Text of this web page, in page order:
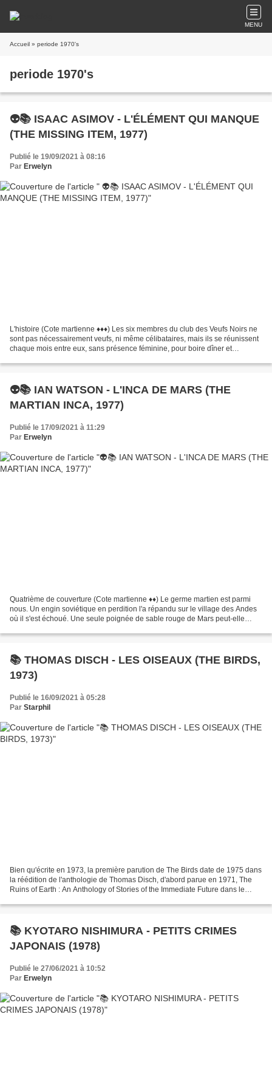
MENU
Accueil » periode 1970's
periode 1970's
👽📚 ISAAC ASIMOV - L'ÉLÉMENT QUI MANQUE
(THE MISSING ITEM, 1977)
Publié le 19/09/2021 à 08:16
Par Erwelyn
L'histoire (Cote martienne ♦♦♦) Les six membres du club des Veufs Noirs ne
sont pas nécessairement veufs, ni même célibataires, mais ils se réunissent
chaque mois entre eux, sans présence féminine, pour boire dîner et
👽📚 IAN WATSON - L'INCA DE MARS (THE
MARTIAN INCA, 1977)
Publié le 17/09/2021 à 11:29
Par Erwelyn
Quatrième de couverture (Cote martienne ♦♦) Le germe martien est parmi
nous. Un engin soviétique en perdition l'a répandu sur le village des Andes
où il s'est échoué. Une seule poignée de sable rouge de Mars peut-elle
📚 THOMAS DISCH - LES OISEAUX (THE BIRDS,
1973)
Publié le 16/09/2021 à 05:28
Par Starphil
Bien qu'écrite en 1973, la première parution de The Birds date de 1975 dans
la réédition de l'anthologie de Thomas Disch, d'abord parue en 1971, The
Ruins of Earth : An Anthology of Stories of the Immediate Future dans le
📚 KYOTARO NISHIMURA - PETITS CRIMES
JAPONAIS (1978)
Publié le 27/06/2021 à 10:52
Par Erwelyn